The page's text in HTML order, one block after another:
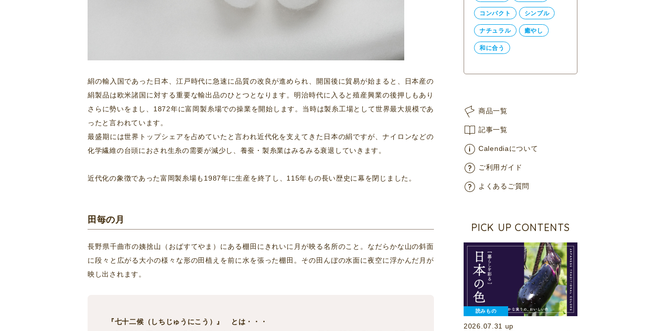
絹の輸入国であった日本、江戸時代に急速に品質の改良が進められ、開国後に貿易が始まると、日本産の
絹製品は欧米諸国に対する重要な輸出品のひとつとなります。明治時代に入ると殖産興業の後押しもあり
さらに勢いをまし、1872年に富岡製糸場での操業を開始します。当時は製糸工場として世界最大規模であ
ったと言われています。
最盛期には世界トップシェアを占めていたと言われ近代化を支えてきた日本の絹ですが、ナイロンなどの
化学繊維の台頭におされ生糸の需要が減少し、養蚕・製糸業はみるみる衰退していきます。
近代化の象徴であった富岡製糸場も1987年に生産を終了し、115年もの長い歴史に幕を閉じました。
田毎の月
長野県千曲市の姨捨山（おばすてやま）にある棚田にきれいに月が映る名所のこと。なだらかな山の斜面
に段々と広がる大小の様々な形の田植えを前に水を張った棚田。その田んぼの水面に夜空に浮かんだ月が
映し出されます。
『七十二候（しちじゅうにこう）』 とは・・・
コンパクト シンプル
ナチュラル 癒やし
和に合う
商品一覧
記事一覧
Calendiaについて
ご利用ガイド
よくあるご質問
PICK UP CONTENTS
読みもの
2026.07.31 up